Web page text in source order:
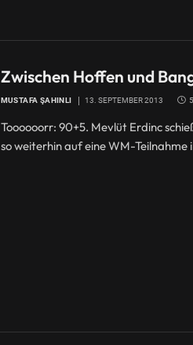
Zwischen Hoffen und
MUSTAFA ŞAHINLI 13. SEPTEMBER 2013
Toooooorr: 90+5. Mevlüt Erdinc
so weiterhin auf eine WM-Teilnahme